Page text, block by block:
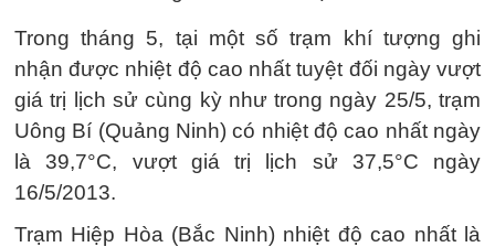
Trong tháng 5, tại một số trạm khí tượng ghi
nhận được nhiệt độ cao nhất tuyệt đối ngày vượt
giá trị lịch sử cùng kỳ như trong ngày 25/5, trạm
Uông Bí (Quảng Ninh) có nhiệt độ cao nhất ngày
là 39,7°C, vượt giá trị lịch sử 37,5°C ngày
16/5/2013.
Trạm Hiệp Hòa (Bắc Ninh) nhiệt độ cao nhất là